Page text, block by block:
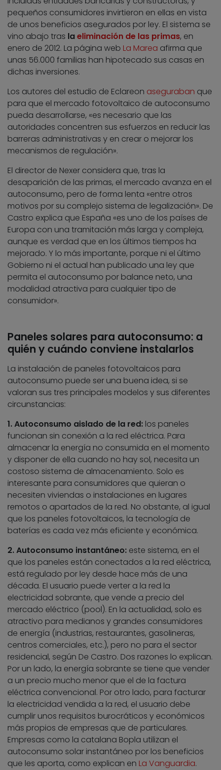
pequeños consumidores invirtieron en ellas en vista
de unos beneficios asegurados por ley. El sistema se
vino abajo tras laeliminación de las primas, en
enero de 2012. La página web La Marea afirma que
unas 56.000 familias han hipotecado sus casas en
dichas inversiones.
Los autores del estudio de Eclareon aseguraban que
para que el mercado fotovoltaico de autoconsumo
pueda desarrollarse, «es necesario que las
autoridades concentren sus esfuerzos en reducir las
barreras administrativas y en crear o mejorar los
mecanismos de regulación».
El director de Nexer considera que, tras la
desaparición de las primas, el mercado avanza en el
autoconsumo, pero de forma lenta «entre otros
motivos por su complejo sistema de legalización». De
Castro explica que España «es uno de los países de
Europa con una tramitación más larga y compleja,
aunque es verdad que en los últimos tiempos ha
mejorado. Y lo más importante, porque ni el último
Gobierno ni el actual han publicado una ley que
permita el autoconsumo por balance neto, una
modalidad atractiva para cualquier tipo de
consumidor».
Paneles solares para autoconsumo: a
quién y cuándo conviene instalarlos
La instalación de paneles fotovoltaicos para
autoconsumo puede ser una buena idea, si se
valoran sus tres principales modelos y sus diferentes
circunstancias:
1. Autoconsumo aislado de la red: los paneles
funcionan sin conexión a la red eléctrica. Para
almacenar la energía no consumida en el momento
y disponer de ella cuando no hay sol, necesita un
costoso sistema de almacenamiento. Solo es
interesante para consumidores que quieran o
necesiten viviendas o instalaciones en lugares
remotos o apartados de la red. No obstante, al igual
que los paneles fotovoltaicos, la tecnología de
baterías es cada vez más eficiente y económica.
2. Autoconsumo instantáneo: este sistema, en el
que los paneles están conectados a la red eléctrica,
está regulado por ley desde hace más de una
década. El usuario puede verter a la red la
electricidad sobrante, que vende a precio del
mercado eléctrico (pool). En la actualidad, solo es
atractivo para medianos y grandes consumidores
de energía (industrias, restaurantes, gasolineras,
centros comerciales, etc.), pero no para el sector
residencial, según De Castro. Dos razones lo explican.
Por un lado, la energía sobrante se tiene que vender
a un precio mucho menor que el de la factura
eléctrica convencional. Por otro lado, para facturar
la electricidad vendida a la red, el usuario debe
cumplir unos requisitos burocráticos y económicos
más propios de empresas que de particulares.
Empresas como la catalana Bopla utilizan el
autoconsumo solar instantáneo por los beneficios
que les aporta, como explican en La Vanguardia.